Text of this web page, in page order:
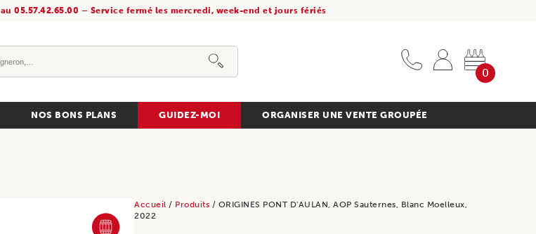
05.57.42.65.00 – Service fermé les mercredi, week-end et jours fériés
0
NOS BONS PLANS GUIDEZ-MOI ORGANISER UNE VENTE GROUPÉE
FÛT DE CHÊNE
Accueil / Produits / ORIGINES PONT D'AULAN, AOP Sauternes, Blanc Moelleux,
2022